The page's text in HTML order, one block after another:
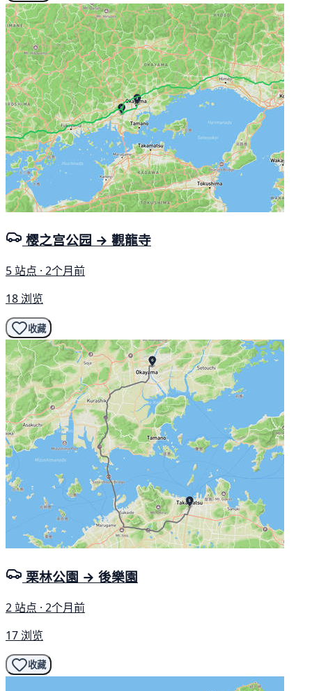
樱之宫公园 → 觀龍寺
5 站点 · 2个月前
18 浏览
收藏
栗林公園 → 後樂園
2 站点 · 2个月前
17 浏览
收藏